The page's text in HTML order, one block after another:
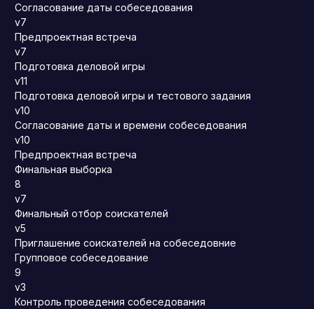
Согласование даты собеседования
v7
Предпроектная встреча
v7
Подготовка деловой игры
v11
Подготовка деловой игры и тестового задания
v10
Согласование даты и времени собеседования
v10
Предпроектная встреча
Финальная выборка
8
v7
Финальный отбор соискателей
v5
Приглашение соискателей на собеседовние
Групповое собеседование
9
v3
Контроль проведения собеседования